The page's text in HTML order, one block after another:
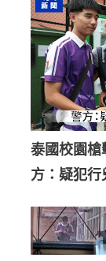
泰國校園
方：疑犯行